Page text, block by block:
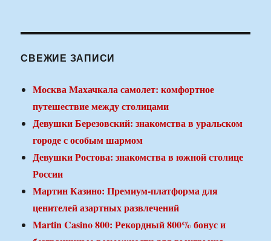
СВЕЖИЕ ЗАПИСИ
Москва Махачкала самолет: комфортное
путешествие между столицами
Девушки Березовский: знакомства в уральском
городе с особым шармом
Девушки Ростова: знакомства в южной столице
России
Мартин Казино: Премиум-платформа для
ценителей азартных развлечений
Martin Casino 800: Рекордный 800% бонус и